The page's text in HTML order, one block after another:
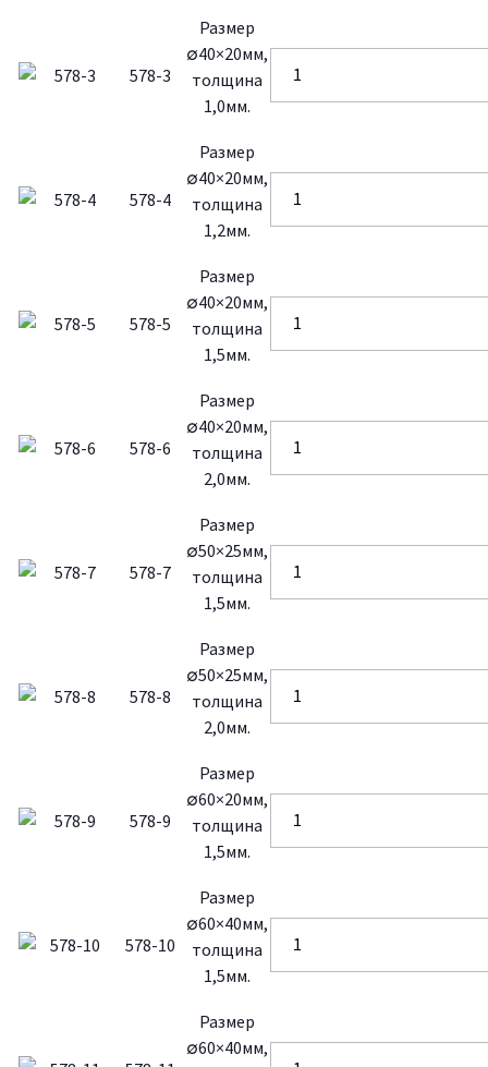
578-3
Размер
∅40×20мм,
толщина
1,0мм.
578-4
Размер
∅40×20мм,
толщина
1,2мм.
578-5
Размер
∅40×20мм,
толщина
1,5мм.
578-6
Размер
∅40×20мм,
толщина
2,0мм.
578-7
Размер
∅50×25мм,
толщина
1,5мм.
578-8
Размер
∅50×25мм,
толщина
2,0мм.
578-9
Размер
∅60×20мм,
толщина
1,5мм.
578-10
Размер
∅60×40мм,
толщина
1,5мм.
Размер
∅60×40мм,